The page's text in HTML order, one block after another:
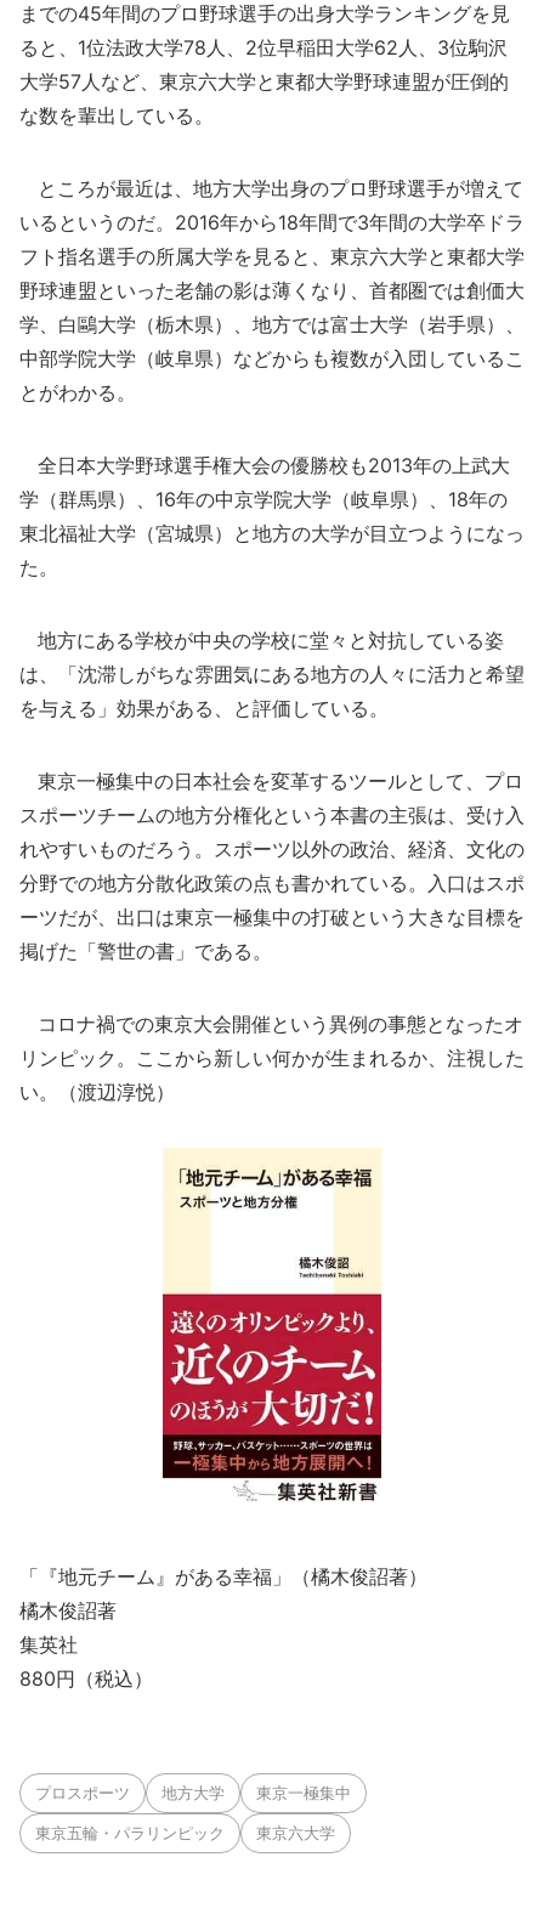
までの45年間のプロ野球選手の出身大学ランキングを見
ると、1位法政大学78人、2位早稲田大学62人、3位駒沢
大学57人など、東京六大学と東都大学野球連盟が圧倒的
な数を輩出している。
ところが最近は、地方大学出身のプロ野球選手が増えて
いるというのだ。2016年から18年間で3年間の大学卒ドラ
フト指名選手の所属大学を見ると、東京六大学と東都大学
野球連盟といった老舗の影は薄くなり、首都圏では創価大
学、白鷗大学（栃木県）、地方では富士大学（岩手県）、
中部学院大学（岐阜県）などからも複数が入団しているこ
とがわかる。
全日本大学野球選手権大会の優勝校も2013年の上武大
学（群馬県）、16年の中京学院大学（岐阜県）、18年の
東北福祉大学（宮城県）と地方の大学が目立つようになっ
た。
地方にある学校が中央の学校に堂々と対抗している姿
は、「沈滞しがちな雰囲気にある地方の人々に活力と希望
を与える」効果がある、と評価している。
東京一極集中の日本社会を変革するツールとして、プロ
スポーツチームの地方分権化という本書の主張は、受け入
れやすいものだろう。スポーツ以外の政治、経済、文化の
分野での地方分散化政策の点も書かれている。入口はスポ
ーツだが、出口は東京一極集中の打破という大きな目標を
掲げた「警世の書」である。
コロナ禍での東京大会開催という異例の事態となったオ
リンピック。ここから新しい何かが生まれるか、注視した
い。（渡辺淳悦）
「『地元チーム』がある幸福」（橘木俊詔著）
橘木俊詔著
集英社
880円（税込）
プロスポーツ 地方大学 東京一極集中
東京五輪・パラリンピック 東京六大学